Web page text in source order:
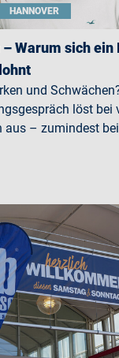
HANNOVER
Warum sich ein
und
löst bei
aus – zumindest